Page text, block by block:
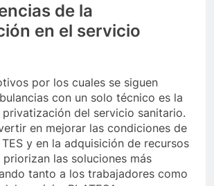
de la
en el servicio
por los cuales se siguen
con un solo técnico es la
del servicio sanitario.
en mejorar las condiciones de
y en la adquisición de recursos
priorizan las soluciones más
tanto a los trabajadores como